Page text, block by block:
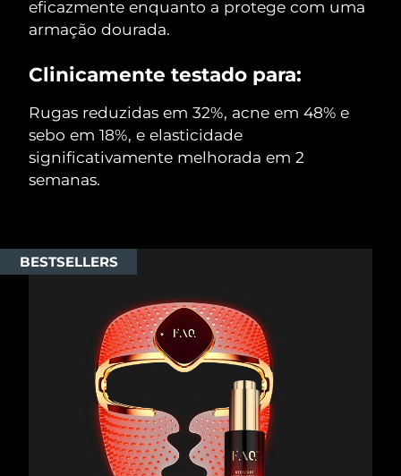
eficazmente enquanto a protege com uma
armação dourada.
Clinicamente testado para:
Rugas reduzidas em 32%, acne em 48% e
sebo em 18%, e elasticidade
significativamente melhorada em 2
semanas.
BESTSELLERS